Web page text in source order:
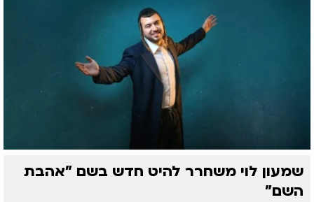
שמעון לוי משחרר להיט חדש בשם "אהבת
השם"